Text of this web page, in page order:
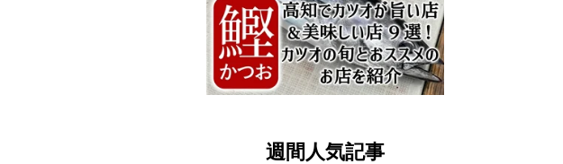
週間人気記事